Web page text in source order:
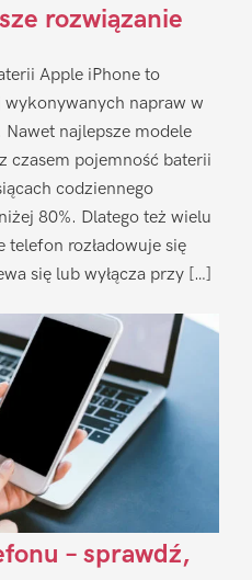
rozwiązanie
Apple iPhone to
wykonywanych napraw w
najlepsze modele
czasem pojemność baterii
codziennego
80%. Dlatego też wielu
rozładowuje się
się lub wyłącza przy […]
– sprawdź,